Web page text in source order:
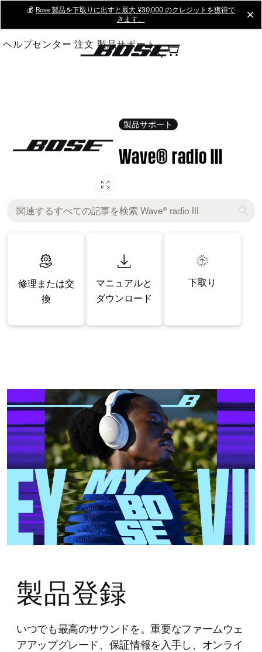
Main
💰 Bose 製品を下取りに出すと最大 ¥30,000 のクレジットを獲得で
きます。
ヘルプセンター 注文 製品サポート
製品サポート
Wave® radio III
修理または交
換
マニュアルと
ダウンロード
下取り
製品登録
いつでも最高のサウンドを。重要なファームウェ
アアップグレード、保証情報を入手し、オンライ